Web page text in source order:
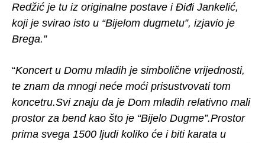
Redžić je tu iz originalne postave i Điđi Jankelić,
koji je svirao isto u “Bijelom dugmetu”, izjavio je
Brega.”
“Koncert u Domu mladih je simbolične vrijednosti,
te znam da mnogi neće moći prisustvovati tom
koncetru.Svi znaju da je Dom mladih relativno mali
prostor za bend kao što je “Bijelo Dugme”.Prostor
prima svega 1500 ljudi koliko će i biti karata u